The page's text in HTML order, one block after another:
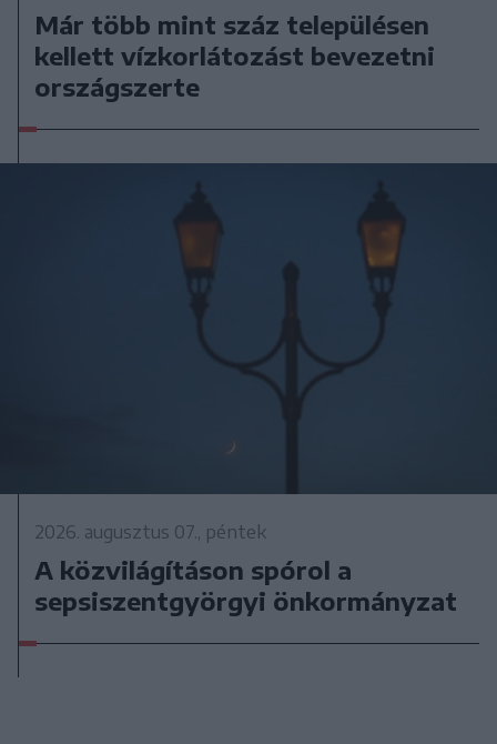
Már több mint száz településen
kellett vízkorlátozást bevezetni
országszerte
2026. augusztus 07., péntek
A közvilágításon spórol a
sepsiszentgyörgyi önkormányzat